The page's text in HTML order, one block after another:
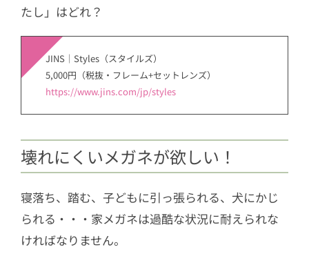
たし」はどれ？
JINS｜Styles（スタイルズ）
5,000円（税抜・フレーム+セットレンズ）
https://www.jins.com/jp/styles
壊れにくいメガネが欲しい！
寝落ち、踏む、子どもに引っ張られる、犬にかじ
られる・・・家メガネは過酷な状況に耐えられな
ければなりません。